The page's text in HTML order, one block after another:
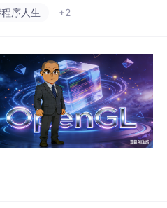
序人生 +2